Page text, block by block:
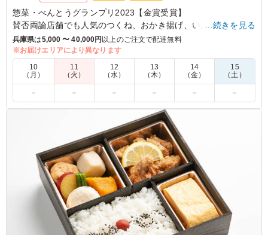
惣菜・べんとうグランプリ2023【金賞受賞】
賛否両論店舗でも人気のつくね、おかき揚げ、いぶりがっこポ
テサラをはじめ、彩り豊かな美味しさを詰め込みました。
いつものたまごの代わりに今日はとろろですき焼きを楽しんで
みませんか？ご飯が進む変わりすき焼きをぜひお試しくださ
い。
4.0 大阪府済生会中津病院
本当にこの味、ボリュームでこのお値段でいいのでしょう
か？彩も良く、講師全員大満足です。こんなおいしいお弁
当を選んでくれてありがとうございます、と感謝されまし
た。次回もぜひお願いしたいと思っています。
ご利用シーン：会議・セミナー›講習会
大阪府大阪市北区芝田2024/10/15
…続きを見る
兵庫県は5,000 〜 40,000円以上のご注文で配達無料
※お届けエリアにより異なります
10
（月）
11
（火）
12
（水）
13
（木）
14
（金）
15
（土）
－ － － － － －